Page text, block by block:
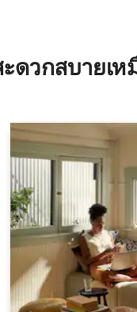
จาก 5, 28 รีวิว
ดวกสบายเ